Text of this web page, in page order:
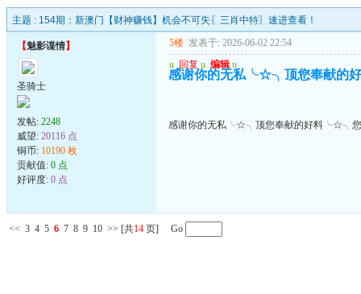
主题 : 154期：新澳门【财神赚钱】机会不可失〖三肖中特〗速进查看！
【魅影谍情】
圣骑士
发帖: 2248
威望: 20116 点
铜币: 10190 枚
贡献值: 0 点
好评度: 0 点
5楼 发表于: 2026-06-02 22:54
u 回复 u 编辑 u
感谢你的无私╰☆╮顶您奉献
感谢你的无私╰☆╮顶您奉献的好料
<< 3 4 5 6 7 8 9 10 >> [共14 页] Go